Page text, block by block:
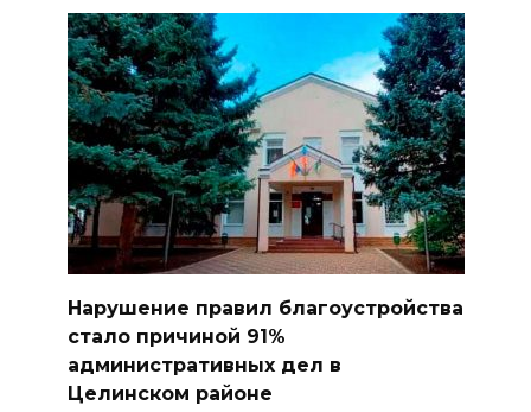
Нарушение правил благоустройства
стало причиной 91%
административных дел в
Целинском районе